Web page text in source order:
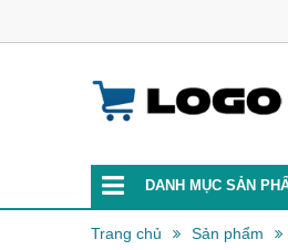
DANH MỤC SẢN
Trang chủ Sản phẩm